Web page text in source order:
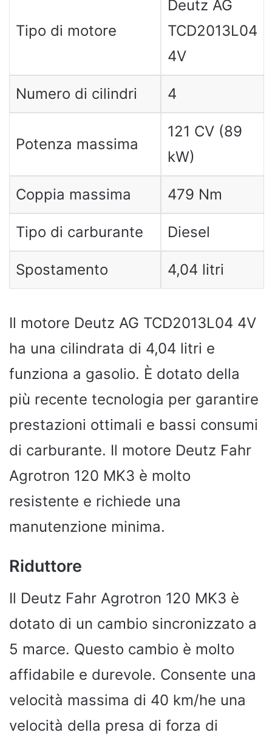
Tipo di motore
Deutz AG
TCD2013L04
4V
Numero di cilindri 4
Potenza massima
121 CV (89
kW)
Coppia massima 479 Nm
Tipo di carburante Diesel
Spostamento 4,04 litri
Il motore Deutz AG TCD2013L04 4V
ha una cilindrata di 4,04 litri e
funziona a gasolio. È dotato della
più recente tecnologia per garantire
prestazioni ottimali e bassi consumi
di carburante. Il motore Deutz Fahr
Agrotron 120 MK3 è molto
resistente e richiede una
manutenzione minima.
Riduttore
Il Deutz Fahr Agrotron 120 MK3 è
dotato di un cambio sincronizzato a
5 marce. Questo cambio è molto
affidabile e durevole. Consente una
velocità massima di 40 km/he una
velocità della presa di forza di